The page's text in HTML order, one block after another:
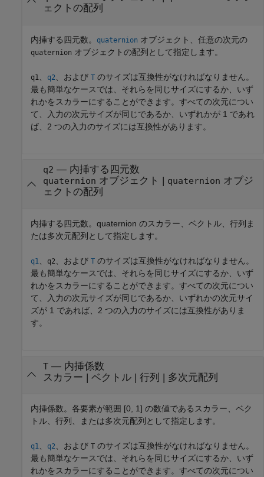
ェクトの配列
内挿する四元数。 quaternion オブジェクト、任意の次元の
quaternion オブジェクトの配列として指定します。
q1 q2 、および T のサイズは互換性がなければなりません。
最も簡単なケースでは、それらを同じサイズにするか、いず
れかをスカラーにすることができます。すべての次元につい
て、入力の次元サイズが同じであるか、いずれかが 1 であれ
ば、2 つの入力のサイズには互換性があります。
q2 — 内挿する四元数
quaternion オブジェクト quaternion オブジ
ェクトの配列
内挿する四元数。quaternion のスカラー、ベクトル、行列ま
たは多次元配列として指定します。
q1 q2 、および T のサイズは互換性がなければなりません。
最も簡単なケースでは、それらを同じサイズにするか、いず
れかをスカラーにすることができます。すべての次元につい
て、入力の次元サイズが同じであるか、いずれかの次元サイ
ズが 1 であれば、2 つの入力のサイズには互換性がありま
す。
T— 内挿係数
スカラー | ベクトル| 行列 | 多次元配列
内挿係数。各要素が範囲 [0, 1] の数値であるスカラー、ベク
トル、行列、または多次元配列として指定します。
q1 q2 、および T のサイズは互換性がなければなりません。
最も簡単なケースでは、それらを同じサイズにするか、いず
れかをスカラーにすることができます。すべての次元につい